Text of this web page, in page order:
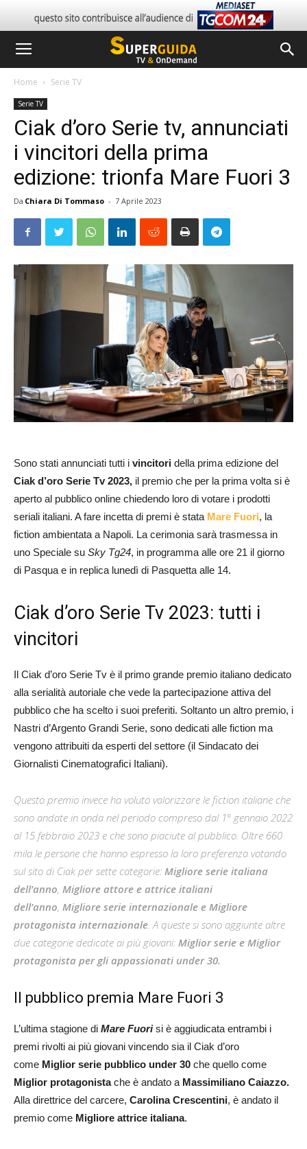
Home Serie TV
Serie TV
Ciak d’oro Serie tv, annunciati
i vincitori della prima
edizione: trionfa Mare Fuori 3
Da Chiara Di Tommaso - 7 Aprile 2023
Sono stati annunciati tutti i vincitori della prima edizione del
Ciak d’oro Serie Tv 2023, il premio che per la prima volta si è
aperto al pubblico online chiedendo loro di votare i prodotti
seriali italiani. A fare incetta di premi è stata Mare Fuori, la
fiction ambientata a Napoli. La cerimonia sarà trasmessa in
uno Speciale su Sky Tg24, in programma alle ore 21 il giorno
di Pasqua e in replica lunedì di Pasquetta alle 14.
Ciak d’oro Serie Tv 2023: tutti i
vincitori
Il Ciak d’oro Serie Tv è il primo grande premio italiano dedicato
alla serialità autoriale che vede la partecipazione attiva del
pubblico che ha scelto i suoi preferiti. Soltanto un altro premio, i
Nastri d’Argento Grandi Serie, sono dedicati alle fiction ma
vengono attribuiti da esperti del settore (il Sindacato dei
Giornalisti Cinematografici Italiani).
Questo premio invece ha voluto valorizzare le fiction italiane che
sono andate in onda nel periodo compreso dal 1° gennaio 2022
al 15 febbraio 2023 e che sono piaciute al pubblico. Oltre 660
mila le persone che hanno espresso la loro preferenza votando
sul sito di Ciak per sette categorie: Migliore serie italiana
dell’anno, Migliore attore e attrice italiani
dell’anno, Migliore serie internazionale e Migliore
protagonista internazionale . A queste si sono aggiunte altre
due categorie dedicate ai più giovani: Miglior serie e Miglior
protagonista per gli appassionati under 30.
Il pubblico premia Mare Fuori 3
L’ultima stagione di Mare Fuorisi è aggiudicata entrambi i
premi rivolti ai più giovani vincendo sia il Ciak d’oro
come Miglior serie pubblico under 30 che quello come
Miglior protagonistache è andato a Massimiliano Caiazzo.
Alla direttrice del carcere, Carolina Crescentini, è andato il
premio come Migliore attrice italiana.